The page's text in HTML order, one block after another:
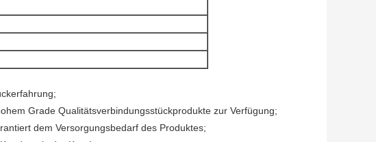
Grade Qualitätsverbindungsstückprodukte zur Verfügung;
dem Versorgungsbedarf des Produktes;